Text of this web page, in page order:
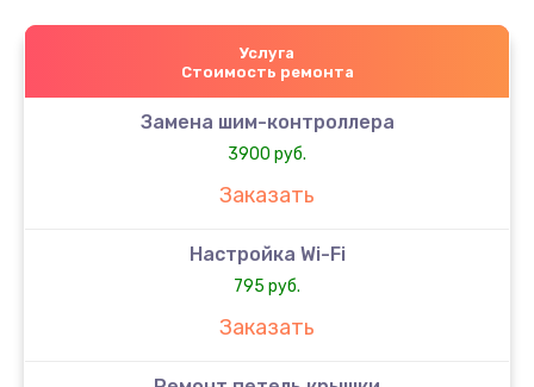
Услуга
Стоимость ремонта
Замена шим-контроллера
3900 руб.
Заказать
Настройка Wi-Fi
795 руб.
Заказать